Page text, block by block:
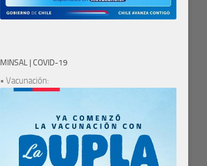
MINSAL | COVID-19
• Vacunación: